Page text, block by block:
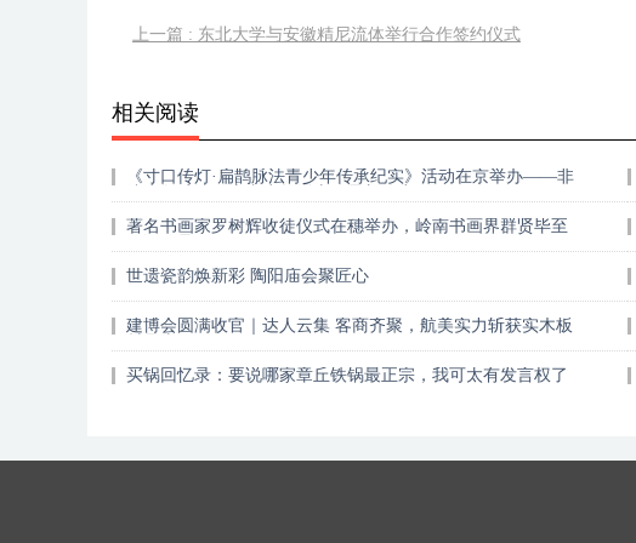
上一篇 : 东北大学与安徽精尼流体举行合作签约仪式
相关阅读
《寸口传灯·扁鹊脉法青少年传承纪实》活动在京举办——非
著名书画家罗树辉收徒仪式在穗举办，岭南书画界群贤毕至
世遗瓷韵焕新彩 陶阳庙会聚匠心
建博会圆满收官｜达人云集 客商齐聚，航美实力斩获实木板
买锅回忆录：要说哪家章丘铁锅最正宗，我可太有发言权了